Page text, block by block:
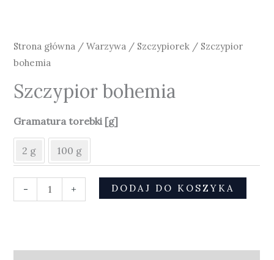
Strona główna /Warzywa / Szczypiorek / Szczypior
bohemia
Szczypior bohemia
Gramatura torebki [g]
2 g 100 g
- + DODAJ DO KOSZYKA